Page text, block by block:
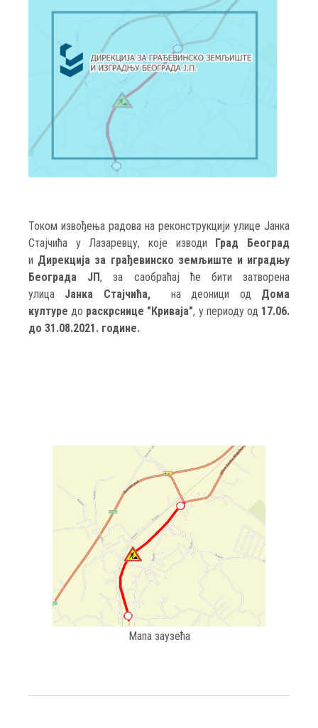
Током извођења радова на реконструкцији улице Јанка
Стајчића у Лазаревцу, које изводи
Град Београд
и Дирекција за грађевинско земљиште и иградњу
Београда ЈП, за саобраћај ће бити затворена
улица Јанка Стајчића, на деоници од Дома
културе до раскрснице "Криваја", у периоду од 17.06.
до 31.08.2021. године.
Мапа заузећа